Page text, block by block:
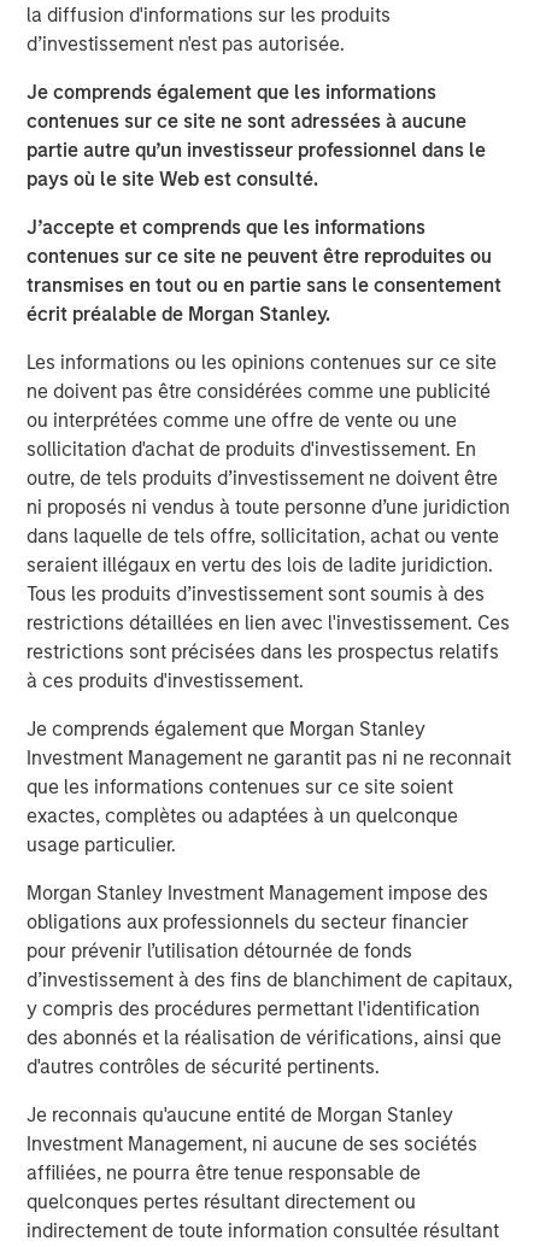
la diffusion d'informations sur les produits
d’investissement n'est pas autorisée.
Je comprends également que les informations
contenues sur ce site ne sont adressées à aucune
partie autre qu’un investisseur professionnel dans le
pays où le site Web est consulté.
J’accepte et comprends que les informations
contenues sur ce site ne peuvent être reproduites ou
transmises en tout ou en partie sans le consentement
écrit préalable de Morgan Stanley.
Les informations ou les opinions contenues sur ce site
ne doivent pas être considérées comme une publicité
ou interprétées comme une offre de vente ou une
sollicitation d'achat de produits d'investissement. En
outre, de tels produits d’investissement ne doivent être
ni proposés ni vendus à toute personne d’une juridiction
dans laquelle de tels offre, sollicitation, achat ou vente
seraient illégaux en vertu des lois de ladite juridiction.
Tous les produits d’investissement sont soumis à des
restrictions détaillées en lien avec l'investissement. Ces
restrictions sont précisées dans les prospectus relatifs
à ces produits d'investissement.
Je comprends également que Morgan Stanley
Investment Management ne garantit pas ni ne reconnait
que les informations contenues sur ce site soient
exactes, complètes ou adaptées à un quelconque
usage particulier.
Morgan Stanley Investment Management impose des
obligations aux professionnels du secteur financier
pour prévenir l’utilisation détournée de fonds
d’investissement à des fins de blanchiment de capitaux,
y compris des procédures permettant l'identification
des abonnés et la réalisation de vérifications, ainsi que
d'autres contrôles de sécurité pertinents.
Je reconnais qu'aucune entité de Morgan Stanley
Investment Management, ni aucune de ses sociétés
affiliées, ne pourra être tenue responsable de
quelconques pertes résultant directement ou
indirectement de toute information consultée résultant
Charles du Breuil, Head of France for Morgan Stanley
Real Estate Investing, said:
“This successful investment in the Pullman Paris Tour
Eiffel hotel reinforces our conviction in the long‑term
growth prospects of Europe’s gateway city hotel markets.
It also demonstrates how combining the selective
management initiatives can drive investment
performance and create value for our investors.”
Jerome Cherpin, Managing Director of Asset
commented: “QuinSpark’s teams are delighted with the
quality of the partnership, which enabled QuinSpark and
MSREI to successfully implement the action plan defined
at the time of the acquisition. Moreover, the teams are
enthusiastically preparing to work with Batipart Europe to
deliver a particularly ambitious renovation program.”
About Morgan Stanley Investment Management
Morgan Stanley Investment Management, together with
its investment advisory affiliates, has more than 1,300
investment professionals around the world and $1.9
trillion in assets under management or supervision as of
March 31, 2026. Morgan Stanley Investment Management
strives to provide strong long-term investment
performance, outstanding service, and a comprehensive
suite of investment management solutions to a diverse
client base, which includes governments, institutions,
information about Morgan Stanley Investment
Management, please visitwww.morganstanley.com/im
About Morgan Stanley
Morgan Stanley (NYSE: MS) is a leading global financial
services firm providing a wide range of investment
banking, securities, wealth management and investment
management services. With offices in 42 countries, the
Firm’s employees serve clients worldwide including
corporations, governments, institutions and individuals.
For further information about Morgan Stanley, please visit
www.morganstanley.com.